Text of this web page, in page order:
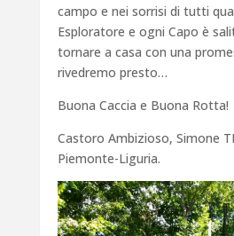
campo e nei sorrisi di tutti
Esploratore e ogni Capo è
tornare a casa con una
rivedremo presto…
Buona Caccia e Buona Rotta!
Castoro Ambizioso, Simone
Piemonte-Liguria.